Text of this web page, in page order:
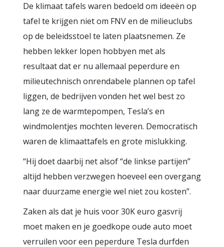
De klimaat tafels waren bedoeld om ideeën op
tafel te krijgen niet om FNV en de milieuclubs
op de beleidsstoel te laten plaatsnemen. Ze
hebben lekker lopen hobbyen met als
resultaat dat er nu allemaal peperdure en
milieutechnisch onrendabele plannen op tafel
liggen, de bedrijven vonden het wel best zo
lang ze de warmtepompen, Tesla’s en
windmolentjes mochten leveren. Democratisch
waren de klimaattafels en grote mislukking.
“Hij doet daarbij net alsof “de linkse partijen”
altijd hebben verzwegen hoeveel een overgang
naar duurzame energie wel niet zou kosten”.
Zaken als dat je huis voor 30K euro gasvrij
moet maken en je goedkope oude auto moet
verruilen voor een peperdure Tesla durfden